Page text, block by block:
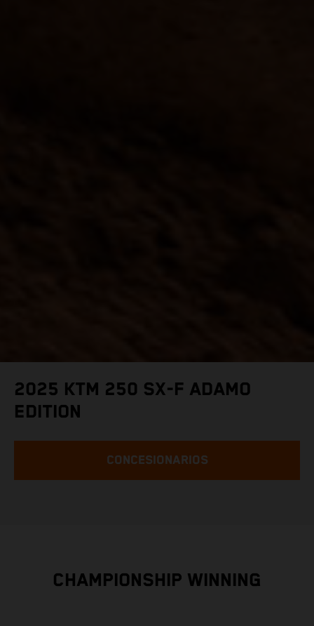
2025 KTM 250 SX-F ADAMO
EDITION
CONCESIONARIOS
CHAMPIONSHIP WINNING